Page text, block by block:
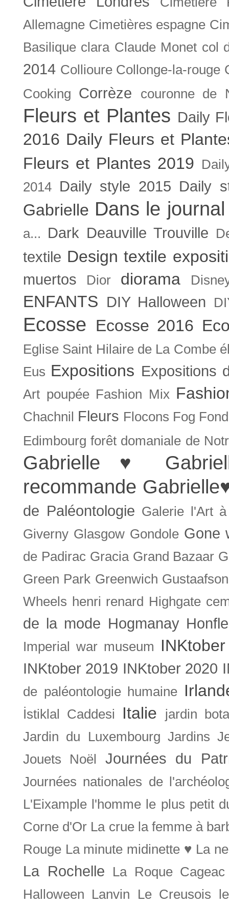
Allemagne Cimetières espagne
Basilique clara Claude Monet col
2014 Collioure Collonge-la-rouge
Cooking
Corrèze couronne de
Fleurs et Plantes Daily
2016 Daily Fleurs et
Fleurs et Plantes 2019
2014
Daily style 2015 Daily
Gabrielle Dans le journal
a... Dark Deauville Trouville
textile Design textile
muertos Dior diorama
ENFANTS DIY Halloween
Ecosse Ecosse 2016
Eglise Saint Hilaire de La Combe
Eus Expositions Expositions
Art poupée Fashion Mix
Chachnil Fleurs Flocons Fog
Edimbourg forêt domaniale de
Gabrielle ♥
recommande
de Paléontologie Galerie l'Art
Giverny Glasgow Gondole Gone
de Padirac Gracia Grand Bazaar
Green Park Greenwich Gustaafson
Wheels henri renard Highgate
de la mode Hogmanay
Imperial war museum INKtober
INKtober 2019 INKtober 2020
de paléontologie humaine
İstiklal Caddesi Italie
jardin
Jardin du Luxembourg Jardins
Jouets Noël
Journées du
Journées nationales de
L'Eixample l'homme le plus petit
Corne d'Or La crue la femme à
Rouge La minute midinette ♥ La
La Rochelle
La Roque Cageac
Halloween
Lanvin Le Creusois